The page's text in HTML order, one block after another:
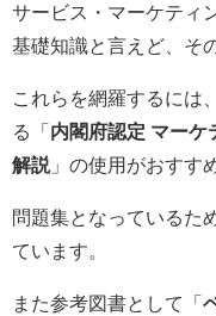
サービス・マーケティ
基礎知識と言えど、そ
これらを網羅するには
る「内閣府認定 マーケ
解説 」の使用がおすす
問題集となっているた
ています。
また参考図書として「